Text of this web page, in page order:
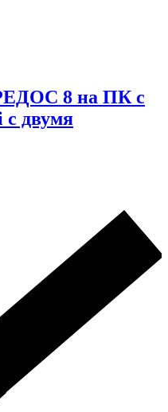
8 на ПК с
с двумя